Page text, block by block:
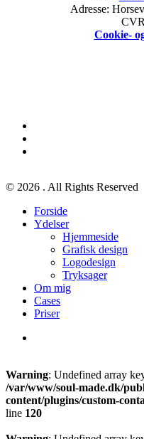
Adresse:
Cookie-
© 2026 . All Rights Reserved
Close
Menu
Forside
Ydelser
Hjemmeside
Grafisk design
Logodesign
Tryksager
Om mig
Cases
Priser
Warning: Undefined array
/var/www/soul-made.dk/
content/plugins/custom-
line 120